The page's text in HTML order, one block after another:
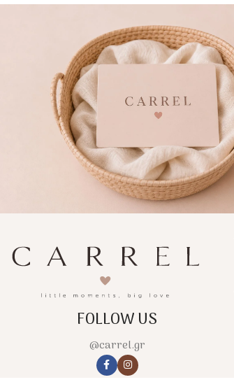
FOLLOW US
@carrel.gr